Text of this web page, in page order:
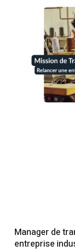
Manager de
entreprise